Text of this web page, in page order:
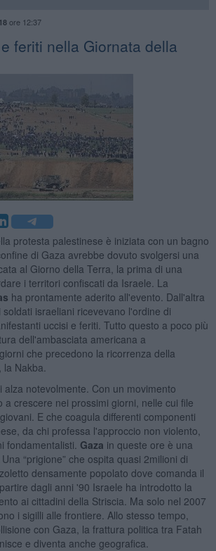
ore 12:37
feriti nella Giornata della
protesta palestinese è iniziata con un bagno
di Gaza avrebbe dovuto svolgersi una
al Giorno della Terra, la prima di una
i territori confiscati da Israele. La
ha prontamente aderito all'evento. Dall'altra
israeliani ricevevano l'ordine di
uccisi e feriti. Tutto questo a poco più
dell'ambasciata americana a
che precedono la ricorrenza della
Nakba.
alza notevolmente. Con un movimento
a crescere nei prossimi giorni, nelle cui file
E che coagula differenti componenti
da chi professa l'approccio non violento,
fondamentalisti. Gaza in queste ore è una
“prigione” che ospita quasi 2milioni di
densamente popolato dove comanda il
dagli anni '90 Israele ha introdotto la
ai cittadini della Striscia. Ma solo nel 2007
i sigilli alle frontiere. Allo stesso tempo,
con Gaza, la frattura politica tra Fatah
e diventa anche geografica.